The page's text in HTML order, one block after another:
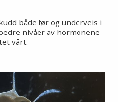
både før og underveis i
nivåer av hormonene
vårt.